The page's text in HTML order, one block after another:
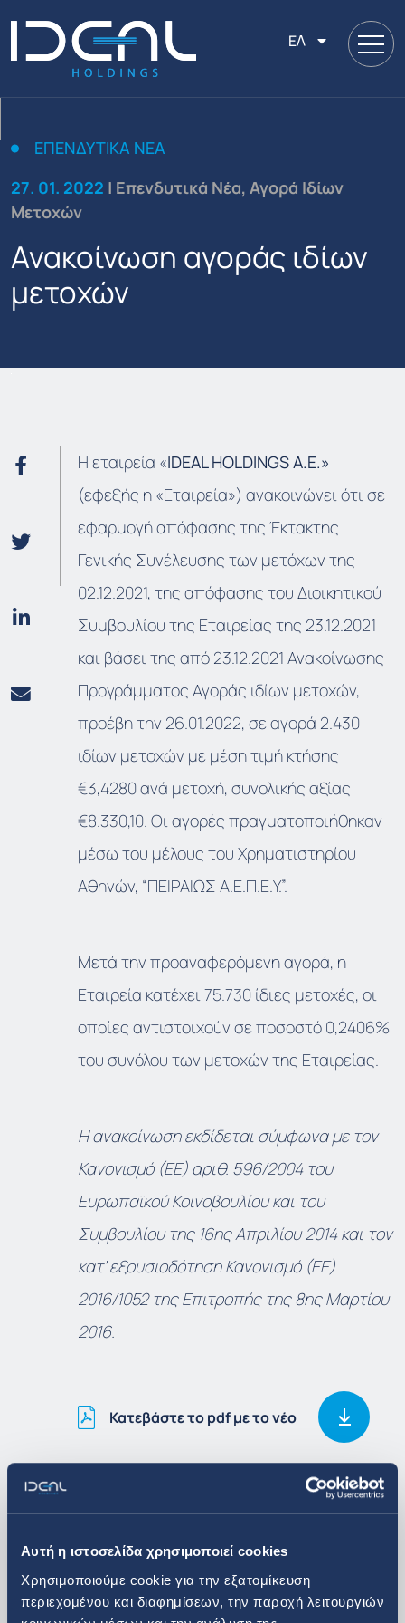
Αυτή η ιστοσελίδα χρησιμοποιεί cookies
Χρησιμοποιούμε cookie για την εξατομίκευση
περιεχομένου και διαφημίσεων, την παροχή λειτουργιών
ΕΛ
ΕΠΕΝΔΥΤΙΚΆ ΝΈΑ
27. 01. 2022 | Επενδυτικά Νέα, Αγορά Ιδίων
Μετοχών
Ανακοίνωση αγοράς ιδίων
μετοχών
Η εταιρεία «IDEAL HOLDINGS A.E.»
(εφεξής η «Εταιρεία») ανακοινώνει ότι σε
εφαρμογή απόφασης της Έκτακτης
Γενικής Συνέλευσης των μετόχων της
02.12.2021, της απόφασης του Διοικητικού
Συμβουλίου της Εταιρείας της 23.12.2021
και βάσει της από 23.12.2021 Ανακοίνωσης
Προγράμματος Αγοράς ιδίων μετοχών,
προέβη την 26.01.2022, σε αγορά 2.430
ιδίων μετοχών με μέση τιμή κτήσης
€3,4280 ανά μετοχή, συνολικής αξίας
€8.330,10. Οι αγορές πραγματοποιήθηκαν
μέσω του μέλους του Χρηματιστηρίου
Αθηνών, “ΠΕΙΡΑΙΩΣ Α.Ε.Π.Ε.Υ.”.
Μετά την προαναφερόμενη αγορά, η
Εταιρεία κατέχει 75.730 ίδιες μετοχές, οι
οποίες αντιστοιχούν σε ποσοστό 0,2406%
του συνόλου των μετοχών της Εταιρείας.
Η ανακοίνωση εκδίδεται σύμφωνα με τον
Κανονισμό (ΕΕ) αριθ. 596/2004 του
Ευρωπαϊκού Κοινοβουλίου και του
Συμβουλίου της 16ηςΑπριλίου 2014 και τον
κατ’ εξουσιοδότηση Κανονισμό (ΕΕ)
2016/1052 της Επιτροπής της 8ηςΜαρτίου
2016.
Κατεβάστε το pdf με το νέο
Επενδυτικά Νέα